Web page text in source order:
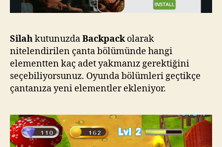
SilahkutunuzdaBackpackolarak
nitelendirilen çanta bölümünde hangi
elementten kaç adet yakmanız gerektiğini
seçebiliyorsunuz. Oyunda bölümleri geçtikçe
çantanıza yeni elementler ekleniyor.